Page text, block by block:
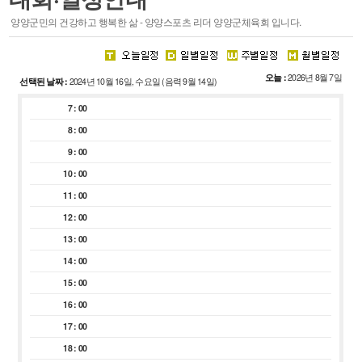
스포츠 마케팅
·주요기능
· 시설안내
회원종목단체
종목단체
클럽등록 및 동호인 등록
참여마당
경영공시
양양군민의 건강하고 행복한 삶 - 양양스포츠 리더 양양군체육회 입니다.
선택된 날짜 : 2024년 10월 16일, 수요일 (음력 9월 14일) 오늘 :2026년 8월 7일
7 : 00
8 : 00
9 : 00
10 : 00
11 : 00
12 : 00
13 : 00
14 : 00
15 : 00
16 : 00
17 : 00
18 : 00